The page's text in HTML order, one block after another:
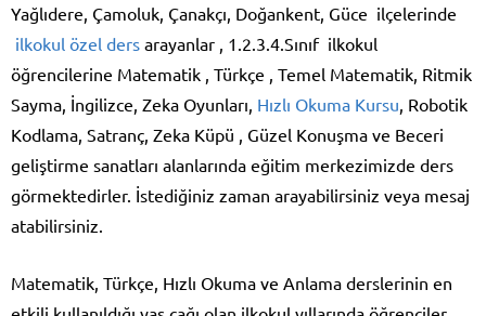
Yağlıdere, Çamoluk, Çanakçı, Doğankent, Güce ilçelerinde
ilkokul özel ders arayanlar , 1.2.3.4.Sınıf ilkokul
öğrencilerine Matematik , Türkçe , Temel Matematik, Ritmik
Sayma, İngilizce, Zeka Oyunları, Hızlı Okuma Kursu , Robotik
Kodlama, Satranç, Zeka Küpü , Güzel Konuşma ve Beceri
geliştirme sanatları alanlarında eğitim merkezimizde ders
görmektedirler. İstediğiniz zaman arayabilirsiniz veya mesaj
atabilirsiniz.
Matematik, Türkçe, Hızlı Okuma ve Anlama derslerinin en